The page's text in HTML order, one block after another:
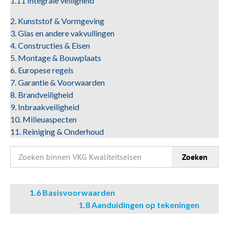
2. Kunststof & Vormgeving
3. Glas en andere vakvullingen
4. Constructies & Eisen
5. Montage & Bouwplaats
6. Europese regels
7. Garantie & Voorwaarden
8. Brandveiligheid
9. Inbraakveiligheid
10. Milieuaspecten
11. Reiniging & Onderhoud
Zoeken
naar:
Zoeken
1.6 Basisvoorwaarden
1.8 Aanduidingen op tekeningen